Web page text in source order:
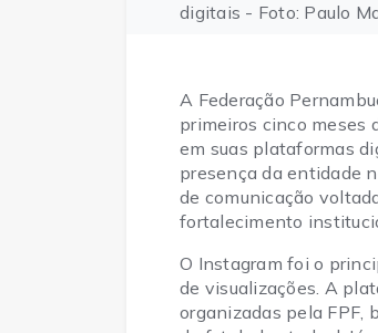
digitais - Foto: Paulo
A Federação
primeiros cinco meses
em suas plataformas
presença da entidade
de comunicação
fortalecimento
O Instagram foi o
de visualizações. A
organizadas pela FPF,